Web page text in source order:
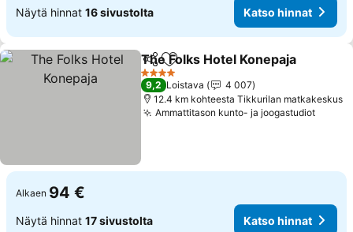
Näytä hinnat 16 sivustolta Katso hinnat
Jaa Lisää suosikkeihin
The Folks Hotel Konepaja
4 Tähtiluokitus
9,2 Loistava
4 007
12.4 km kohteesta Tikkurilan matkakeskus
Ammattitason kunto- ja joogastudiot
Alkaen 94 €
Näytä hinnat 17 sivustolta Katso hinnat